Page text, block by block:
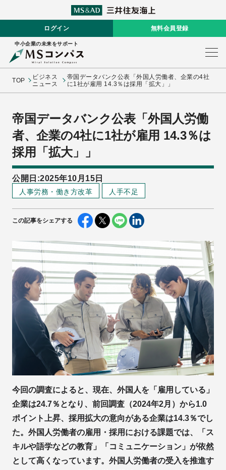
ログイン 無料会員登録
中小企業の未来をサポート
TOP
ビジネス
ニュース
帝国データバンク公表「外国人労働者、企業の4社
に1社が雇用 14.3％は採用「拡大」」
帝国データバンク公表「外国人労働
者、企業の4社に1社が雇用 14.3％は
採用「拡大」」
公開日:2025年10月15日
人事労務・働き方改革 人手不足
この記事をシェアする
今回の調査によると、現在、外国人を「雇用している」
企業は24.7％となり、前回調査（2024年2月）から1.0
ポイント上昇、採用拡大の意向がある企業は14.3％でし
た。外国人労働者の雇用・採用における課題では、「ス
キルや語学などの教育」「コミュニケーション」が依然
として高くなっています。外国人労働者の受入を推進す